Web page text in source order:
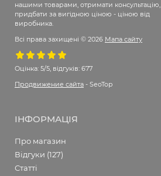
нашими товарами, отримати консультацію,
придбати за вигідною ціною - ціною від
виробника.
Всі права захищені © 2026 Мапа сайту
Оцінка: 5/5, відгуків: 677
Продвижение сайта - SeoTop
ІНФОРМАЦІЯ
Про магазин
Відгуки (127)
Статті